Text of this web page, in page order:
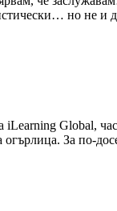
но не
iLearning Global,
За по-